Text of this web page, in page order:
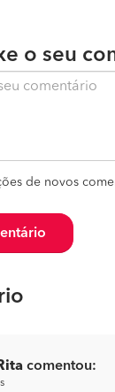
o seu
de novos
comentou: